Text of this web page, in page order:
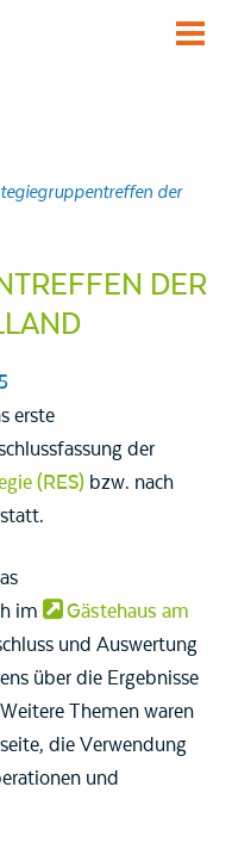
der
DER
erste
der
(RES) bzw. nach
im
Gästehaus am
und Auswertung
über die Ergebnisse
Themen waren
die Verwendung
und